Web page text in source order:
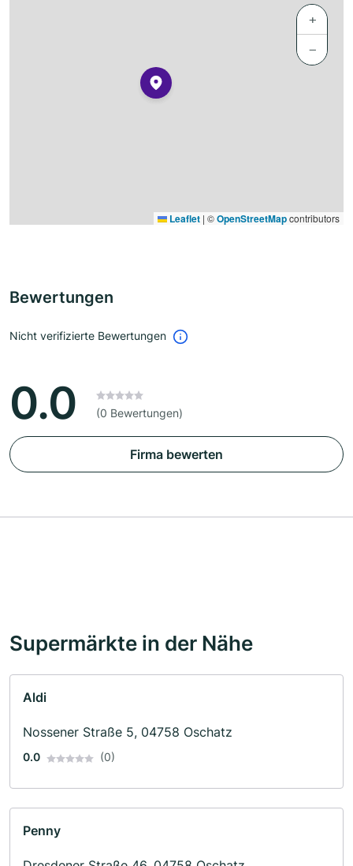
+
−
Leaflet | ©OpenStreetMapcontributors
Bewertungen
Nicht verifizierte Bewertungen
0.0 (0 Bewertungen)
Firma bewerten
Supermärkte in der Nähe
Aldi
Nossener Straße 5, 04758 Oschatz
0.0 (0)
Penny